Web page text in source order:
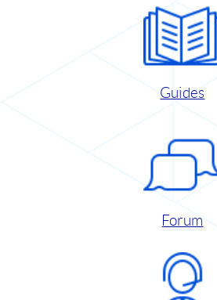
Guides
Forum